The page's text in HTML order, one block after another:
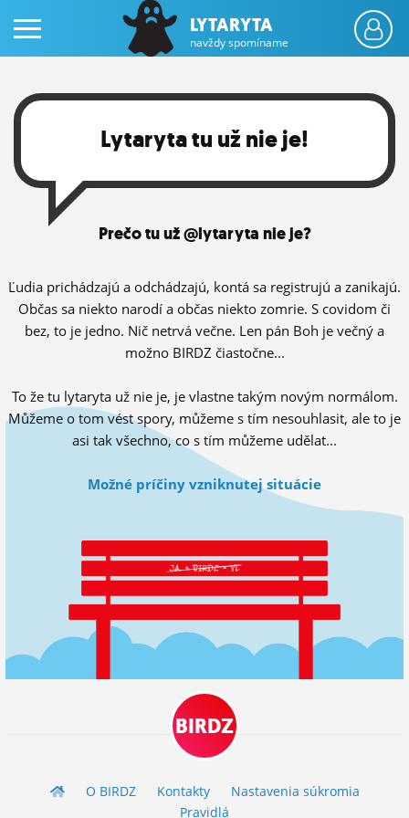
PRIHLÁS SA
ČINŽIAK
FÓRUM
STATUSY
BLOGY
OBRÁZKY
ĽUDIA
ROLETA
LYTARYTA
navždy spomíname
Lytaryta tu už nie je!
Prečo tu už @lytaryta nie je?
Ľudia prichádzajú a odchádzajú, kontá sa registrujú a zanikajú.
Občas sa niekto narodí a občas niekto zomrie. S covidom či
bez, to je jedno. Nič netrvá večne. Len pán Boh je večný a
možno BIRDZ čiastočne...
To že tu lytaryta už nie je, je vlastne takým novým normálom.
Můžeme o tom vést spory, můžeme s tím nesouhlasit, ale to je
asi tak všechno, co s tím můžeme udělat...
Možné príčiny vzniknutej situácie
BIRDZ
O BIRDZ Kontakty
Nastavenia súkromia
Pravidlá